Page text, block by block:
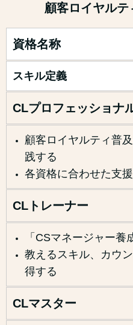
顧客ロイヤル
資格名称
スキル定義
CLプロフェッショナ
顧客ロイヤルティ普
践する
各資格に合わせた支
CLトレーナー
「CSマネージャー
教えるスキル、カウ
得する
CLマスター